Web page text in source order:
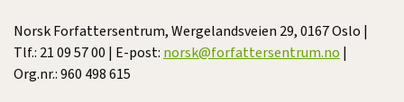
Norsk Forfattersentrum, Wergelandsveien 29, 0167 Oslo |
Tlf.: 21 09 57 00 | E-post: norsk@forfattersentrum.no |
Org.nr.: 960 498 615